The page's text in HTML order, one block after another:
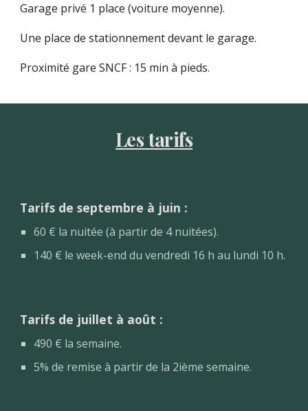
Garage privé 1 place (voiture moyenne).
Une place de stationnement devant le garage.
Proximité gare SNCF : 15 min à pieds.
Les tarifs
Tarifs de septembre à juin :
60 € la nuitée (à partir de 4 nuitées).
140 € le week-end du vendredi 16 h au lundi 10 h.
Tarifs de juillet à août :
490 € la semaine.
5% de remise à partir de la 2ième semaine.